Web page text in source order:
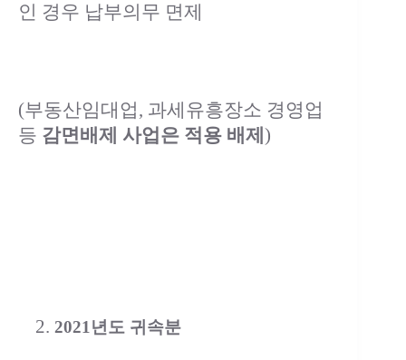
인 경우 납부의무 면제
(부동산임대업, 과세유흥장소 경영업
등 감면배제 사업은 적용 배제 )
2021년도 귀속분